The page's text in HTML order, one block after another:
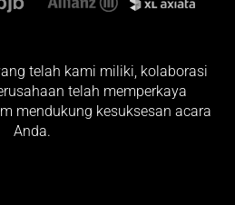
telah kami miliki, kolaborasi
telah memperkaya
mendukung kesuksesan acara
Anda.